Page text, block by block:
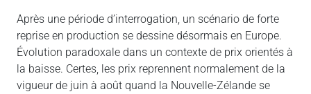
Après une période d’interrogation, un scénario de forte
reprise en production se dessine désormais en Europe.
Évolution paradoxale dans un contexte de prix orientés à
la baisse. Certes, les prix reprennent normalement de la
vigueur de juin à août quand la Nouvelle-Zélande se